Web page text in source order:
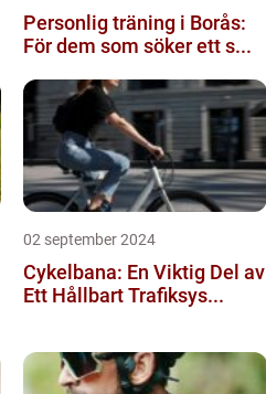
Personlig träning i Borås:
För dem som söker ett s...
02 september 2024
Cykelbana: En Viktig Del av
Ett Hållbart Trafiksys...